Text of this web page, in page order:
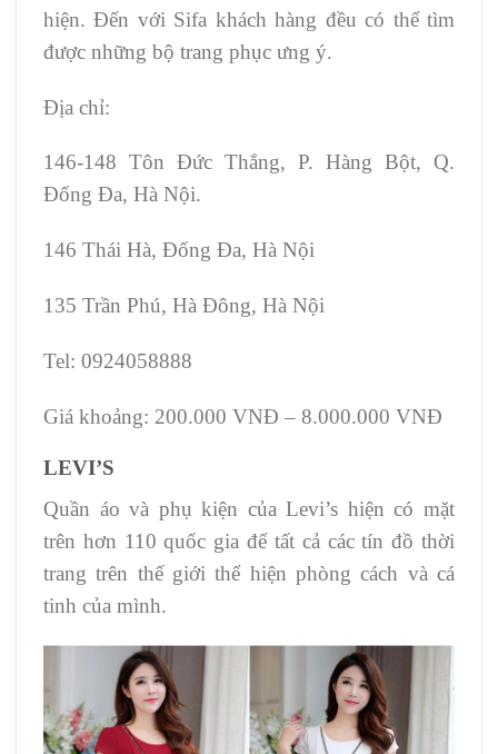
hiện. Đến với Sifa khách hàng đều có thể tìm
được những bộ trang phục ưng ý.
Địa chỉ:
146-148 Tôn Đức Thắng, P. Hàng Bột, Q.
Đống Đa, Hà Nội.
146 Thái Hà, Đống Đa, Hà Nội
135 Trần Phú, Hà Đông, Hà Nội
Tel: 0924058888
Giá khoảng: 200.000 VNĐ – 8.000.000 VNĐ
LEVI’S
Quần áo và phụ kiện của Levi’s hiện có mặt
trên hơn 110 quốc gia để tất cả các tín đồ thời
trang trên thế giới thể hiện phòng cách và cá
tinh của mình.